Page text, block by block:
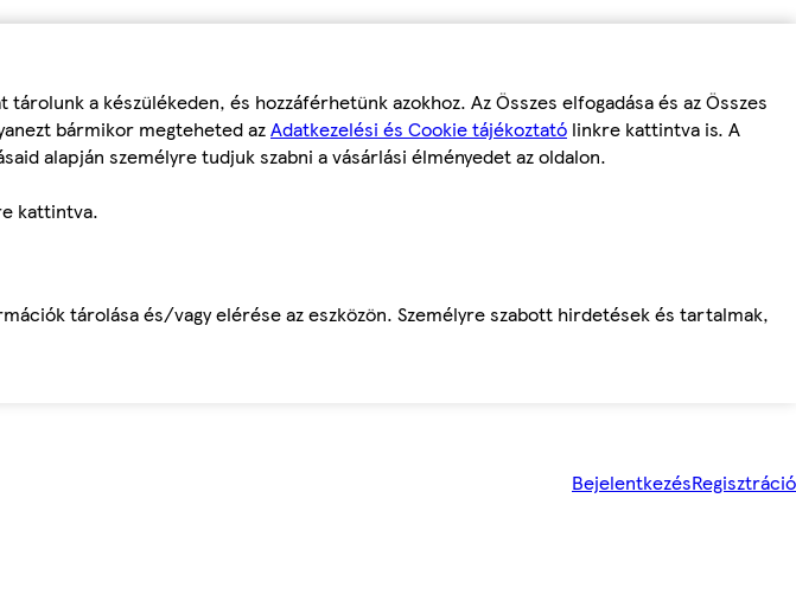
a készülékeden, és hozzáférhetünk azokhoz. Az Összes elfogadása és az Összes
bármikor megteheted azAdatkezelési és Cookie tájékoztató linkre kattintva is. A
alapján személyre tudjuk szabni a vásárlási élményedet az oldalon.
kattintva.
tárolása és/vagy elérése az eszközön. Személyre szabott hirdetések és tartalmak,
BejelentkezésRegisztráció